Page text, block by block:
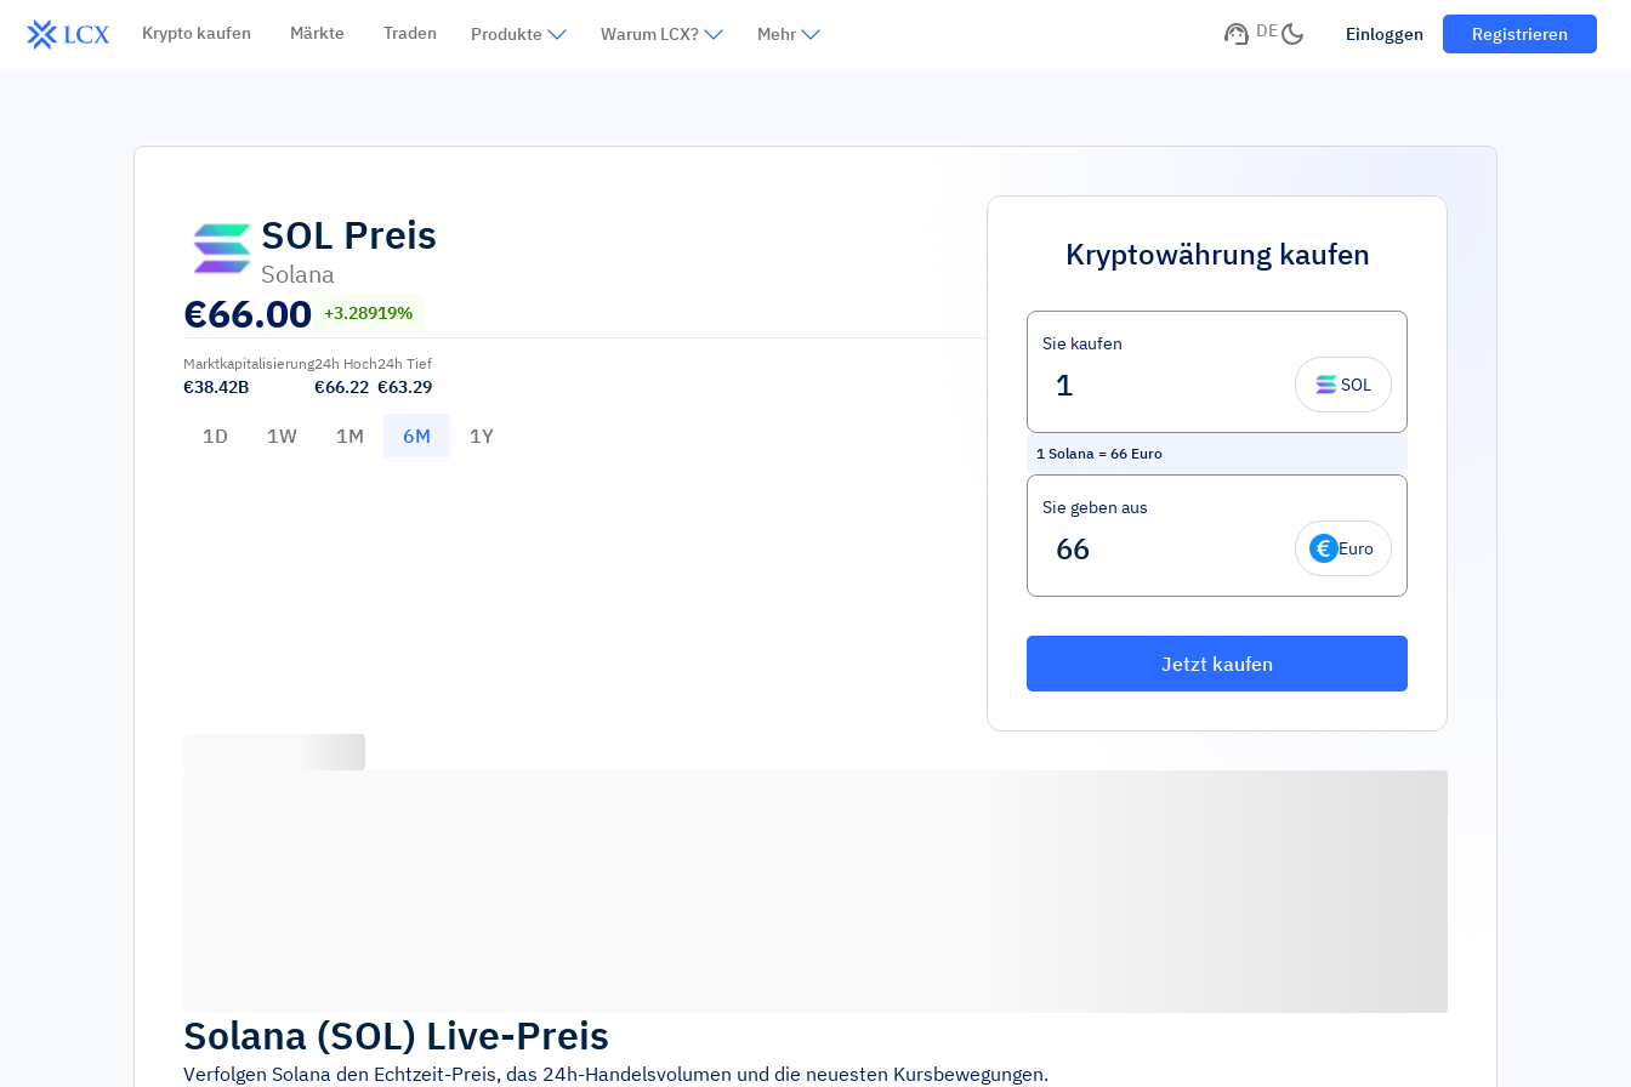
Krypto kaufen Märkte Traden Produkte Warum LCX? Mehr DE Einloggen Registrieren
SOL Preis
Solana
€66.00 +3.28919%
Marktkapitalisierung
€38.42B
24h Hoch
€66.22
24h Tief
€63.29
1D 1W 1M 6M 1Y
Kryptowährung kaufen
Sie kaufen
SOL
1 Solana = 66 Euro
Sie geben aus
Euro
Jetzt kaufen
Solana (SOL) Live-Preis
Verfolgen Solana den Echtzeit-Preis, das 24h-Handelsvolumen und die neuesten Kursbewegungen.